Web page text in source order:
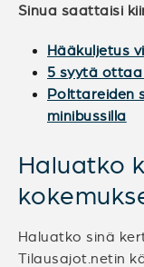
Sinua saattaisi
Hääkuljetus
5 syytä ottaa
Polttareiden
minibussilla
Haluatko
Haluatko sinä
Tilausajot.netin